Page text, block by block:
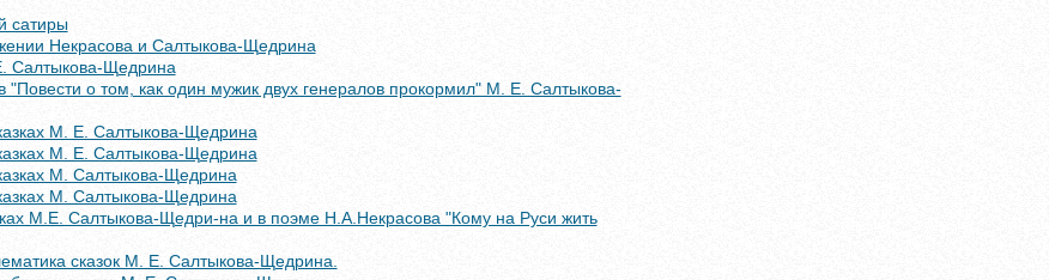
сатиры
Некрасова и Салтыкова-Щедрина
Салтыкова-Щедрина
"Повести о том, как один мужик двух генералов прокормил" М. Е. Салтыкова-
М. Е. Салтыкова-Щедрина
М. Е. Салтыкова-Щедрина
М. Салтыкова-Щедрина
М. Салтыкова-Щедрина
М.Е. Салтыкова-Щедри-на и в поэме Н.А.Некрасова "Кому на Руси жить
сказок М. Е. Салтыкова-Щедрина.